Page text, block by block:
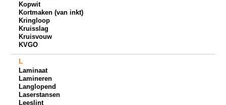
Kopwit
Kortmaken (van inkt)
Kringloop
Kruisslag
Kruisvouw
KVGO
L
Laminaat
Lamineren
Langlopend
Laserstansen
Leeslint